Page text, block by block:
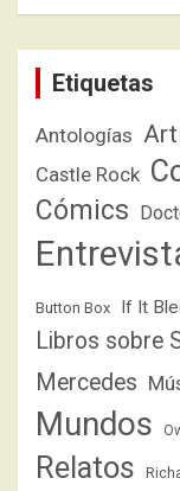
Etiquetas
Antologías
Castle Rock
Cómics
Button Box If It
Libros sobre
Mercedes
Mundos
Relatos